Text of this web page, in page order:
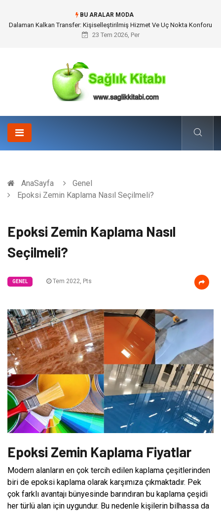
BU ARALAR MODA
Skoda Yedek Parça Tercihinde Mühendislik Uyumu ve Sürüş Konforu
23 Tem 2026, Per
AnaSayfa
Genel
Epoksi Zemin Kaplama Nasıl Seçilmeli?
Epoksi Zemin Kaplama Nasıl
Seçilmeli?
GENEL Tem 2022, Pts
Epoksi Zemin Kaplama Fiyatlar
Modern alanların en çok tercih edilen kaplama çeşitlerinden
biri de epoksi kaplama olarak karşımıza çıkmaktadır. Pek
çok farklı avantajı bünyesinde barındıran bu kaplama çeşidi
her türlü alan için uygundur. Bu nedenle kişilerin bilhassa da